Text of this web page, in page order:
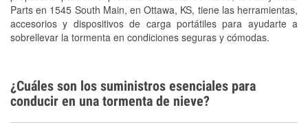
Parts en 1545 South Main, en Ottawa, KS, tiene las herramientas,
accesorios y dispositivos de carga portátiles para ayudarte a
sobrellevar la tormenta en condiciones seguras y cómodas.
Tornado Supplies
Conoce más
¿Cuáles son los suministros esenciales para
conducir en una tormenta de nieve?